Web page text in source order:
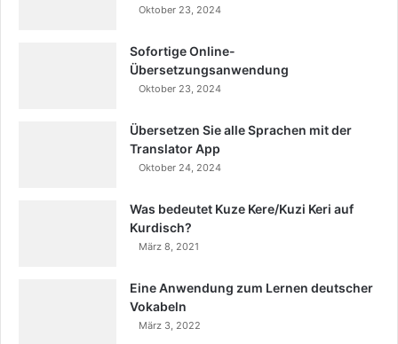
Oktober 23, 2024
Sofortige Online-
Übersetzungsanwendung
Oktober 23, 2024
Übersetzen Sie alle Sprachen mit der
Translator App
Oktober 24, 2024
Was bedeutet Kuze Kere/Kuzi Keri auf
Kurdisch?
März 8, 2021
Eine Anwendung zum Lernen deutscher
Vokabeln
März 3, 2022